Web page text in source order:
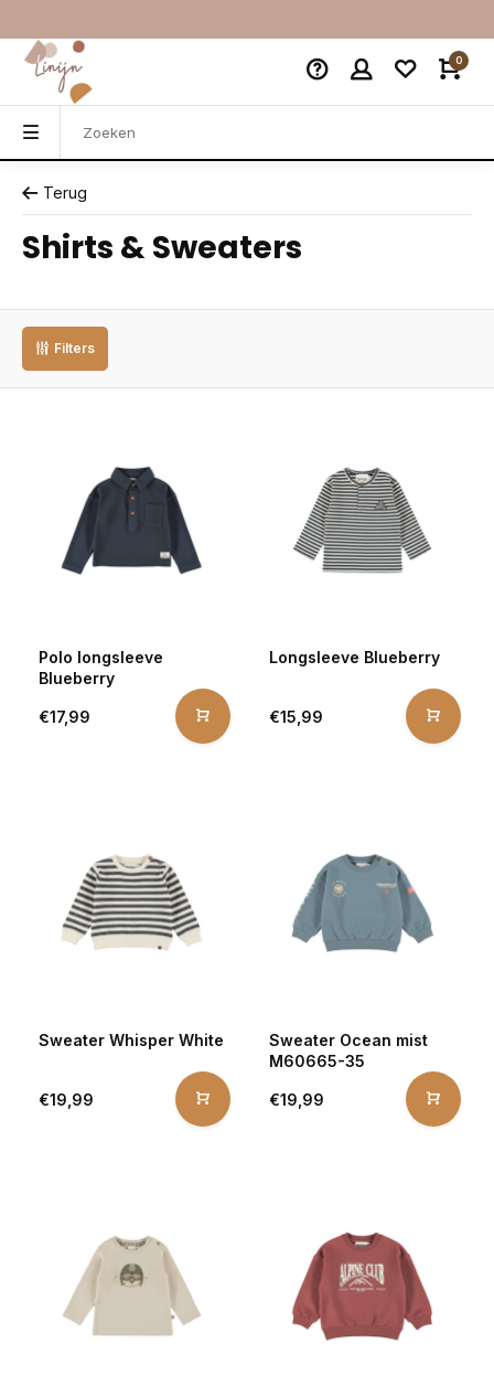
0
Terug
Shirts & Sweaters
Filters
Polo longsleeve
Blueberry
€17,99
Longsleeve Blueberry
€15,99
Sweater Whisper White
€19,99
Sweater Ocean mist
M60665-35
€19,99